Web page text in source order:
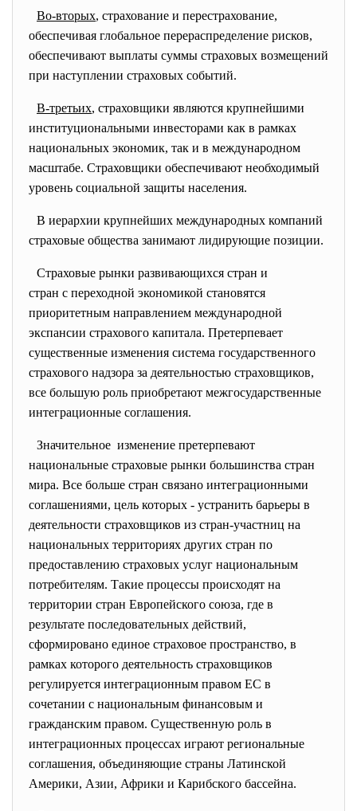
Во-вторых, страхование и перестрахование,
обеспечивая глобальное перераспределение рисков,
обеспечивают выплаты суммы страховых возмещений
при наступлении страховых событий.
В-третьих, страховщики являются крупнейшими
институциональными инвесторами как в рамках
национальных экономик, так и в международном
масштабе. Страховщики обеспечивают необходимый
уровень социальной защиты населения.
В иерархии крупнейших международных компаний
страховые общества занимают лидирующие позиции.
Страховые рынки развивающихся стран и
стран с переходной экономикой становятся
приоритетным направлением международной
экспансии страхового капитала. Претерпевает
существенные изменения система государственного
страхового надзора за деятельностью страховщиков,
все большую роль приобретают межгосударственные
интеграционные соглашения.
Значительное изменение претерпевают
национальные страховые рынки большинства стран
мира. Все больше стран связано интеграционными
соглашениями, цель которых - устранить барьеры в
деятельности страховщиков из стран-участниц на
национальных территориях других стран по
предоставлению страховых услуг национальным
потребителям. Такие процессы происходят на
территории стран Европейского союза, где в
результате последовательных действий,
сформировано единое страховое пространство, в
рамках которого деятельность страховщиков
регулируется интеграционным правом ЕС в
сочетании с национальным финансовым и
гражданским правом. Существенную роль в
интеграционных процессах играют региональные
соглашения, объединяющие страны Латинской
Америки, Азии, Африки и Карибского бассейна.